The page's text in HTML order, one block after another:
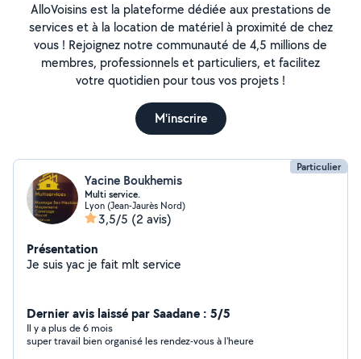
AlloVoisins est la plateforme dédiée aux prestations de
services et à la location de matériel à proximité de chez
vous ! Rejoignez notre communauté de 4,5 millions de
membres, professionnels et particuliers, et facilitez
votre quotidien pour tous vos projets !
M'inscrire
Particulier
Yacine Boukhemis
Multi service.
Lyon (Jean-Jaurès Nord)
3,5/5 (2 avis)
Présentation
Je suis yac je fait mlt service
Dernier avis laissé par Saadane : 5/5
Il y a plus de 6 mois
super travail bien organisé les rendez-vous à l'heure